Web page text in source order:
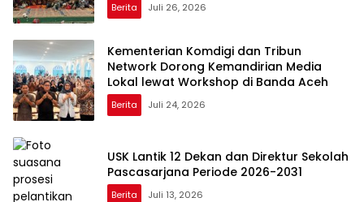
Berita Juli 26, 2026
Kementerian Komdigi dan Tribun
Network Dorong Kemandirian Media
Lokal lewat Workshop di Banda Aceh
Berita Juli 24, 2026
USK Lantik 12 Dekan dan Direktur Sekolah
Pascasarjana Periode 2026-2031
Berita Juli 13, 2026